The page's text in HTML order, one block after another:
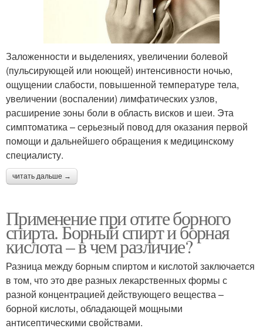
Заложенности и выделениях, увеличении болевой
(пульсирующей или ноющей) интенсивности ночью,
ощущении слабости, повышенной температуре тела,
увеличении (воспалении) лимфатических узлов,
расширение зоны боли в область висков и шеи. Эта
симптоматика – серьезный повод для оказания первой
помощи и дальнейшего обращения к медицинскому
специалисту.
читать дальше →
Применение при отите борного
спирта. Борный спирт и борная
кислота – в чем различие?
Разница между борным спиртом и кислотой заключается
в том, что это две разных лекарственных формы с
разной концентрацией действующего вещества –
борной кислоты, обладающей мощными
антисептическими свойствами.